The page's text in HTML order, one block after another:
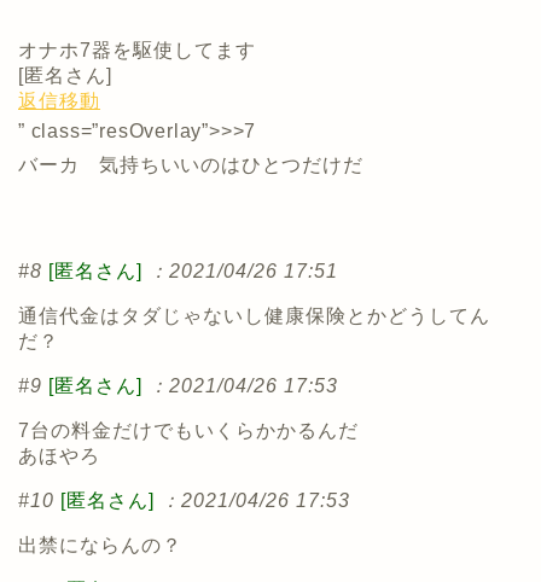
オナホ7器を駆使してます
[匿名さん]
返信移動
” class=”resOverlay”>>>7
バーカ 気持ちいいのはひとつだけだ
#8 [匿名さん] ：2021/04/26 17:51
通信代金はタダじゃないし健康保険とかどうしてん
だ？
#9 [匿名さん] ：2021/04/26 17:53
7台の料金だけでもいくらかかるんだ
あほやろ
#10 [匿名さん] ：2021/04/26 17:53
出禁にならんの？